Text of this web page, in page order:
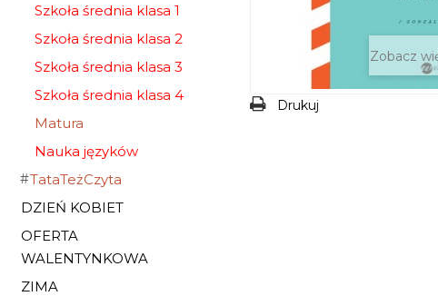
Szkoła średnia klasa 1
Szkoła średnia klasa 2
Szkoła średnia klasa 3
Szkoła średnia klasa 4
Matura
Nauka języków
TataTeżCzyta
DZIEŃ KOBIET
OFERTA
WALENTYNKOWA
ZIMA
Zobacz
Drukuj